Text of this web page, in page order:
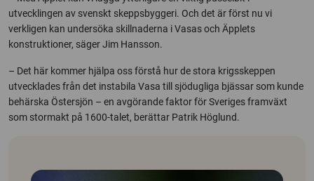
utvecklingen av svenskt skeppsbyggeri. Och det är först nu vi
verkligen kan undersöka skillnaderna i Vasas och Äpplets
konstruktioner, säger Jim Hansson.
– Det här kommer hjälpa oss förstå hur de stora krigsskeppen
utvecklades från det instabila Vasa till sjödugliga bjässar som kunde
behärska Östersjön – en avgörande faktor för Sveriges framväxt
som stormakt på 1600-talet, berättar Patrik Höglund.